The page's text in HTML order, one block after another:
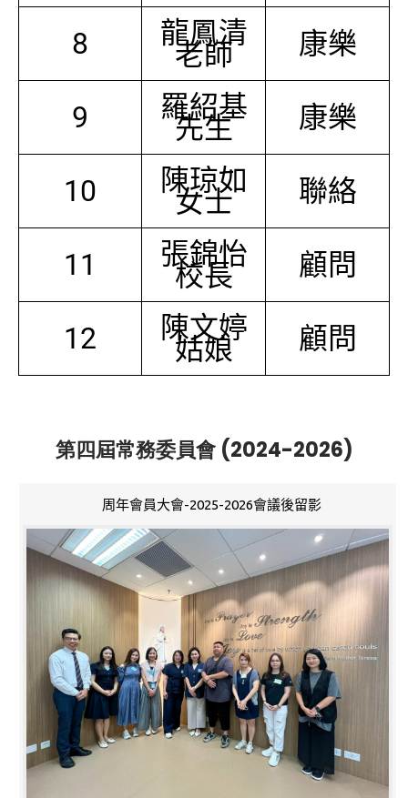
8 龍鳳清
老師 康樂
9 羅紹基
先生 康樂
10 陳琼如
女士 聯絡
11 張錦怡
校長 顧問
12 陳文婷
姑娘 顧問
第四屆常務委員會 (2024-2026)
周年會員大會-2025-2026會議後留影